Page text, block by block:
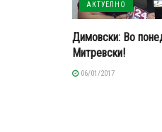
АКТУЕЛНО
Димовски: Во
Митревски!
06/01/2017